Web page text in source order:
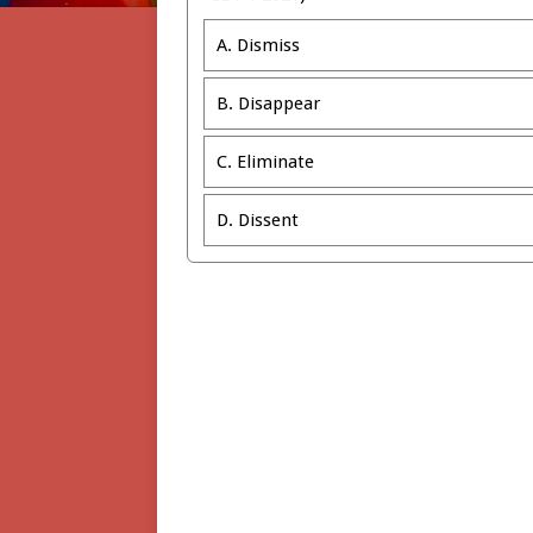
A. Dismiss
B. Disappear
C. Eliminate
D. Dissent